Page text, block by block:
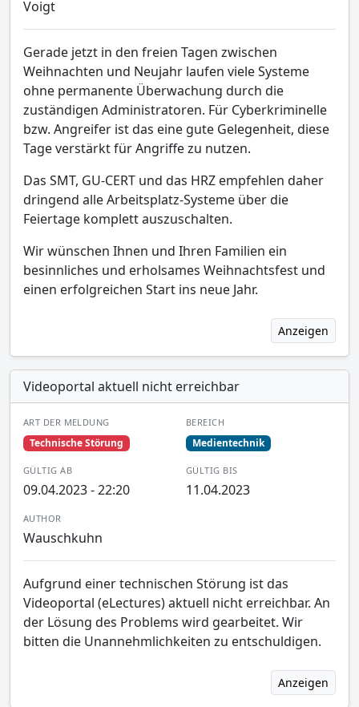
Voigt
Gerade jetzt in den freien Tagen zwischen
Weihnachten und Neujahr laufen viele Systeme
ohne permanente Überwachung durch die
zuständigen Administratoren. Für Cyberkriminelle
bzw. Angreifer ist das eine gute Gelegenheit, diese
Tage verstärkt für Angriffe zu nutzen.
Das SMT, GU-CERT und das HRZ empfehlen daher
dringend alle Arbeitsplatz-Systeme über die
Feiertage komplett auszuschalten.
Wir wünschen Ihnen und Ihren Familien ein
besinnliches und erholsames Weihnachtsfest und
einen erfolgreichen Start ins neue Jahr.
Anzeigen
Videoportal aktuell nicht erreichbar
ART DER MELDUNG
Technische Störung
BEREICH
Medientechnik
GÜLTIG AB
09.04.2023 - 22:20
GÜLTIG BIS
11.04.2023
AUTHOR
Wauschkuhn
Aufgrund einer technischen Störung ist das
Videoportal (eLectures) aktuell nicht erreichbar. An
der Lösung des Problems wird gearbeitet. Wir
bitten die Unannehmlichkeiten zu entschuldigen.
Anzeigen